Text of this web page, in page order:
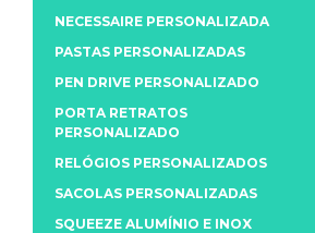
NECESSAIRE PERSONALIZADA
PASTAS PERSONALIZADAS
PEN DRIVE PERSONALIZADO
PORTA RETRATOS
PERSONALIZADO
RELÓGIOS PERSONALIZADOS
SACOLAS PERSONALIZADAS
SQUEEZE ALUMÍNIO E INOX